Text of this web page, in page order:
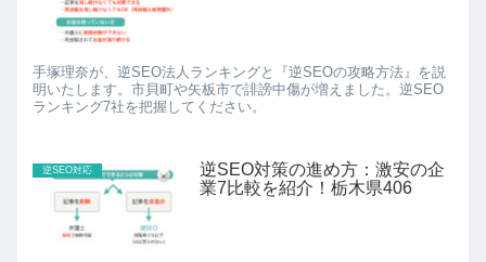
手塚理奈が、逆SEO法人ランキングと『逆SEOの攻略方法』を説
明いたします。市貝町や矢板市で誹謗中傷が増えました。逆SEO
ランキング7社を把握してください。
逆SEO対応
逆SEO対策の進め方：激安の企
業7比較を紹介！栃木県406